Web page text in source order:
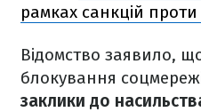
рамках санкцій
Відомство заявило,
блокування
заклики до